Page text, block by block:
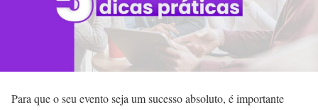
Para que o seu evento seja um sucesso absoluto, é importante